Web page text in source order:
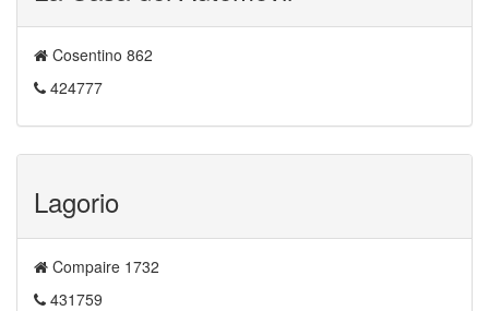
Cosentino 862
424777
Lagorio
Compaire 1732
431759